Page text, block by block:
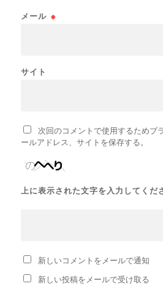
メール ※
サイト
次回のコメントで使用するためブ
ールアドレス、サイトを保存する。
上に表示された文字を入力してくだ
新しいコメントをメールで通知
新しい投稿をメールで受け取る